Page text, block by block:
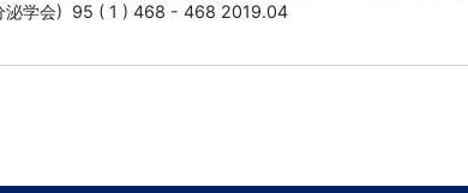
泌学会) 95 ( 1 ) 468 - 468 2019.04